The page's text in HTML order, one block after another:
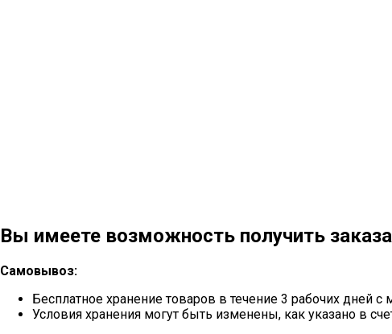
Вы имеете возможность получить
Самовывоз:
Бесплатное хранение товаров в течение 3 рабочих дней
Условия хранения могут быть изменены, как указано в